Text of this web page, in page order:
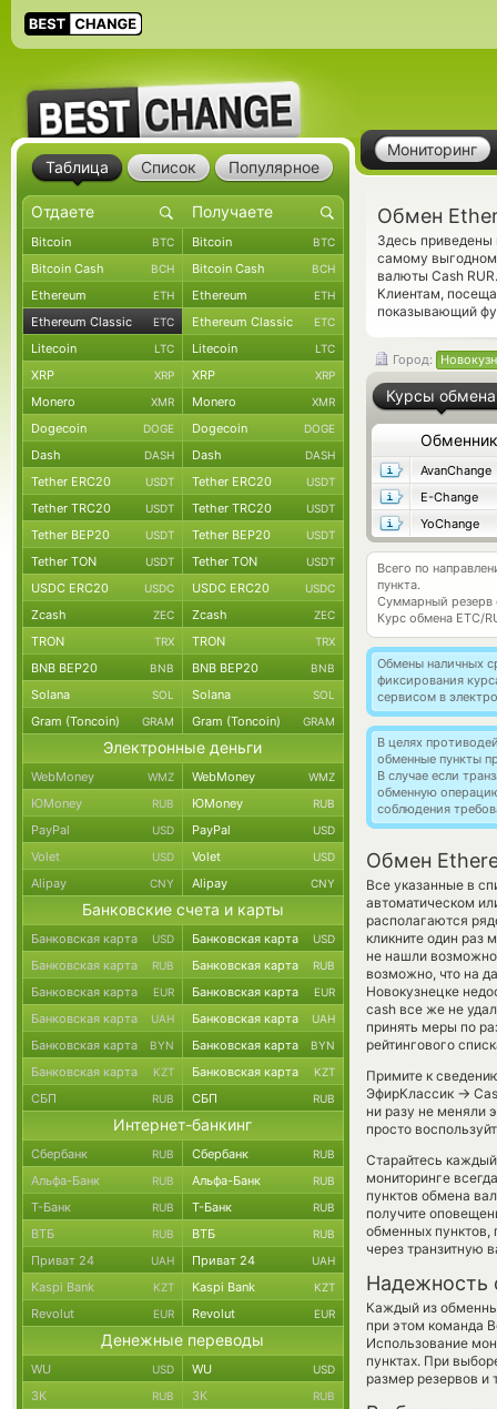
Мониторинг
Обмен
Здесь приведены
самому
валюты Cash
Клиентам,
показывающий
Город:
Курсы обмена
Обменник
AvanChange
E-Change
YoChange
Всего по
пункта.
Суммарный резерв
Курс обмена ETC/
Обмены наличных
фиксирования
сервисом в
В целях
обменные пункты
В случае если
обменную
соблюдения
Обмен
Все указанные в
автоматическом
располагаются
кликните один раз
не нашли
возможно, что на
Новокузнецке
cash все же не
принять меры по
рейтингового
Примите к
ЭфирКлассик →
ни разу не меняли
просто
Старайтесь
мониторинге
пунктов обмена
получите
обменных
через транзитную
Надежность
Каждый из
при этом команда
Использование
пунктах. При
размер резервов и
Таблица Список Популярное
Bitcoin BTC Bitcoin BTC
Bitcoin Cash BCH Bitcoin Cash BCH
Ethereum ETH Ethereum ETH
Ethereum Classic ETC Ethereum Classic ETC
Litecoin LTC Litecoin LTC
XRP XRP XRP XRP
Monero XMR Monero XMR
Dogecoin DOGE Dogecoin DOGE
Dash DASH Dash DASH
Tether ERC20 USDT Tether ERC20 USDT
Tether TRC20 USDT Tether TRC20 USDT
Tether BEP20 USDT Tether BEP20 USDT
Tether TON USDT Tether TON USDT
USDC ERC20 USDC USDC ERC20 USDC
Zcash ZEC Zcash ZEC
TRON TRX TRON TRX
BNB BEP20 BNB BNB BEP20 BNB
Solana SOL Solana SOL
Gram (Toncoin) GRAM Gram (Toncoin) GRAM
Электронные деньги
WebMoney WMZ WebMoney WMZ
ЮMoney RUB ЮMoney RUB
PayPal USD PayPal USD
Volet USD Volet USD
Alipay CNY Alipay CNY
Банковские счета и карты
Банковская карта USD Банковская карта USD
Банковская карта RUB Банковская карта RUB
Банковская карта EUR Банковская карта EUR
Банковская карта UAH Банковская карта UAH
Банковская карта BYN Банковская карта BYN
Банковская карта KZT Банковская карта KZT
СБП RUB СБП RUB
Интернет-банкинг
Сбербанк RUB Сбербанк RUB
Альфа-Банк RUB Альфа-Банк RUB
Т-Банк RUB Т-Банк RUB
ВТБ RUB ВТБ RUB
Приват 24 UAH Приват 24 UAH
Kaspi Bank KZT Kaspi Bank KZT
Revolut EUR Revolut EUR
Денежные переводы
WU USD WU USD
ЗК RUB ЗК RUB